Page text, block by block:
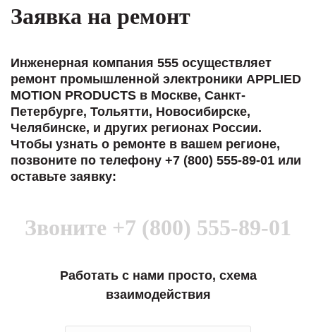
Заявка на ремонт
Инженерная компания 555 осуществляет
ремонт промышленной электроники APPLIED
MOTION PRODUCTS в Москве, Санкт-
Петербурге, Тольятти, Новосибирске,
Челябинске, и других регионах России.
Чтобы узнать о ремонте в вашем регионе,
позвоните по телефону +7 (800) 555-89-01 или
оставьте заявку:
Звоните +7 (800) 555-89-01
Работать с нами просто, схема
взаимодействия